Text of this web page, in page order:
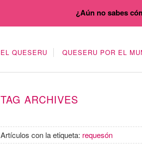
EL QUESERU QUESERU POR EL
TAG ARCHIVES
Artículos con la etiqueta: requesón
¿Aún no sabes